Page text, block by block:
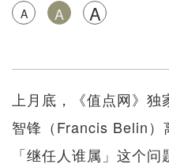
A A A
上月底，《值点网》独
智锋（Francis Belin）
「继任人谁属」这个